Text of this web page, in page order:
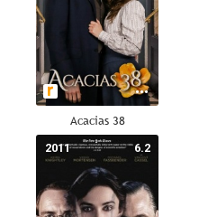
Acacias 38
6.2
2011